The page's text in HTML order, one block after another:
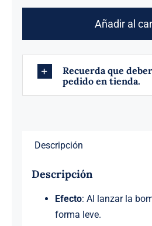
Añadir al
Recuerda que
pedido en tienda.
Descripción
Descripción
Efecto: Al lanzar la
forma leve.